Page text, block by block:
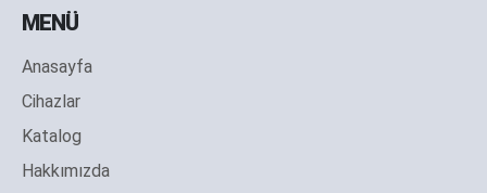
MENÜ
Anasayfa
Cihazlar
Katalog
Hakkımızda